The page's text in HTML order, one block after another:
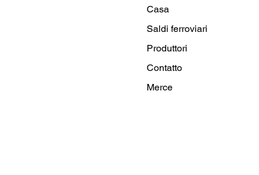
Casa
Saldi ferroviari
Produttori
Contatto
Merce